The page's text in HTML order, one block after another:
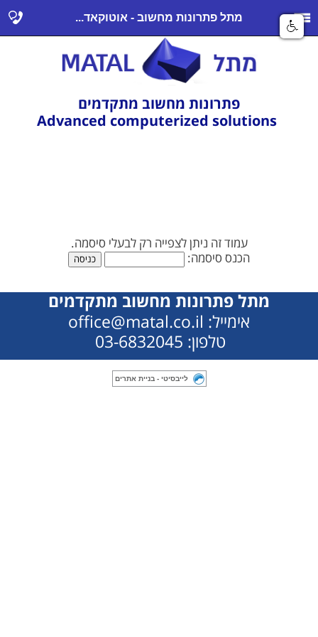
מתל פתרונות מחשוב - אוטוקאד...
פתרונות מחשוב מתקדמים
עמוד זה ניתן לצפייה רק לבעלי סיסמה.
הכנס סיסמה:
מתל פתרונות מחשוב מתקדמים
אימייל: office@matal.co.il
טלפון: 03-6832045
לייבסיטי - בניית אתרים